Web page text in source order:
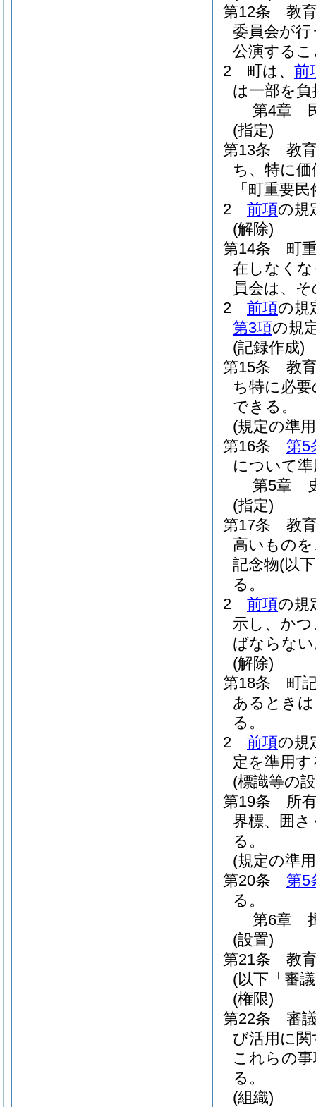
第12条
教
委員会が
公演する
2
町は、 前
は一部を
第4章
(指定)
第13条
教
ち、特に
「町重要
2
前項の規
(解除)
第14条
町
在しなく
員会は、
2
前項の規
第3項の規
(記録作成)
第15条
教
ち特に必
できる。
(規定の準
第16条
第5
について
第5章
(指定)
第17条
教
高いもの
記念物(以
る。
2
前項の規
示し、か
ばならな
(解除)
第18条
町
あるとき
る。
2
前項の規
定を準用す
(標識等の
第19条
所
界標、囲
る。
(規定の準
第20条
第5
る。
第6章
(設置)
第21条
教
(以下「審
(権限)
第22条
審
び活用に
これらの
る。
(組織)